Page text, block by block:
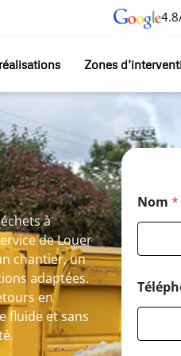
Zones
à
de Louer
chantier, un
adaptées.
en
fluide et sans
Nom *